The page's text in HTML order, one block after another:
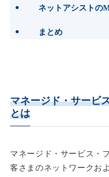
ネットアシストの
まとめ
マネージド・サービ
とは
マネージド・サービス・
客さまのネットワークお